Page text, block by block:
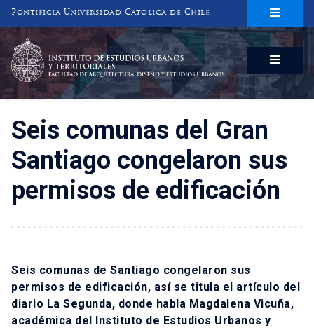
Pontificia Universidad Católica de Chile
INSTITUTO DE ESTUDIOS URBANOS
Y TERRITORIALES
FACULTAD DE ARQUITECTURA, DISEÑO Y ESTUDIOS URBANOS
Seis comunas del Gran
Santiago congelaron sus
permisos de edificación
Seis comunas de Santiago congelaron sus
permisos de edificación, así se titula el artículo del
diario La Segunda, donde habla Magdalena Vicuña,
académica del Instituto de Estudios Urbanos y